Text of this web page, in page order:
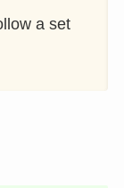
a set